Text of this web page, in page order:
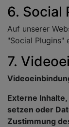
6. Social
Auf unserer
"Social Plugins"
7.
Externe
setzen oder
Zustimmung